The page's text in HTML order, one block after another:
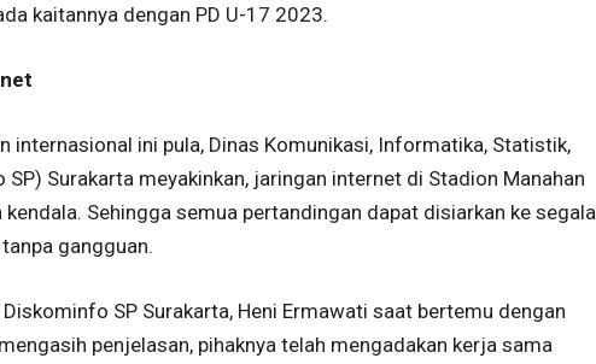
kaitannya dengan PD U-17 2023.
internasional ini pula, Dinas Komunikasi, Informatika, Statistik,
Surakarta meyakinkan, jaringan internet di Stadion Manahan
Sehingga semua pertandingan dapat disiarkan ke segala
gangguan.
SP Surakarta, Heni Ermawati saat bertemu dengan
penjelasan, pihaknya telah mengadakan kerja sama